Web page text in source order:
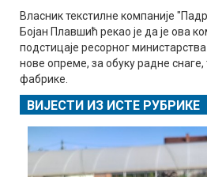
Власник текстилне компаније
Бојан Плавшић рекао је да је ова
подстицаје ресорног
нове опреме, за обуку радне
фабрике.
ВИЈЕСТИ ИЗ ИСТЕ РУБРИКЕ